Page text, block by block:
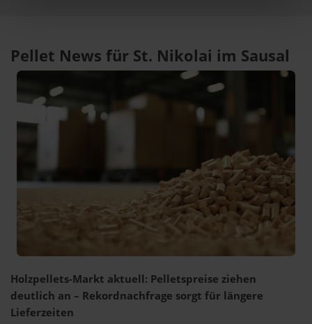
Pellet News für St. Nikolai im Sausal
Holzpellets-Markt aktuell: Pelletspreise ziehen
deutlich an – Rekordnachfrage sorgt für längere
Lieferzeiten